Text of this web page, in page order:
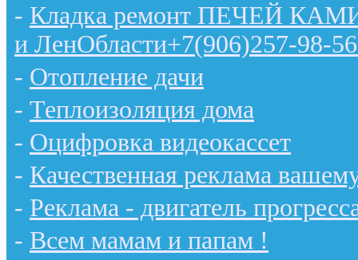
- Кладка ремонт ПЕЧЕЙ
и ЛенОбласти+7(906)257-98-
- Отопление дачи
- Теплоизоляция дома
- Оцифровка видеокассет
- Качественная реклама
- Реклама - двигатель
- Всем мамам и папам !